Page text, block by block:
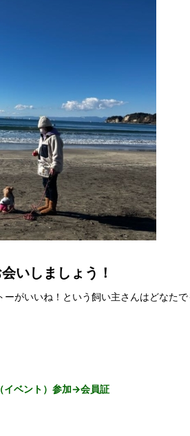
いしましょう！
ーがいいね！という飼い主さんはどなた
イベント）参加→会員証